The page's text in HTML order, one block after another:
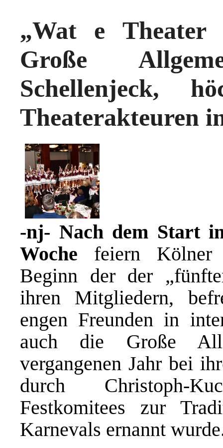
„Wat e Theater
Große
Schellenjeck,
Theaterakteuren
-nj- Nach dem Start
Woche feiern Kölner
Beginn der der
ihren Mitgliedern,
engen Freunden in
auch die Große
vergangenen Jahr bei
durch Christoph-
Festkomitees zur
Karnevals ernannt